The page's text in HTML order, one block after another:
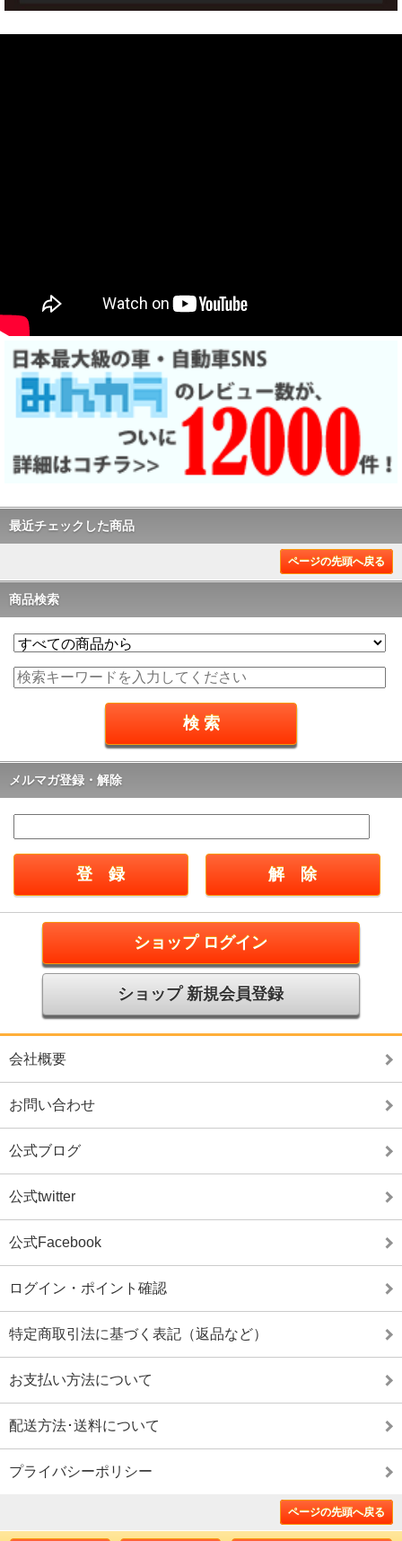
最近チェックした商品
ページの先頭へ戻る
商品検索
メルマガ登録・解除
ショップ ログイン
ショップ 新規会員登録
会社概要
お問い合わせ
公式ブログ
公式twitter
公式Facebook
ログイン・ポイント確認
特定商取引法に基づく表記（返品など）
お支払い方法について
配送方法･送料について
プライバシーポリシー
ページの先頭へ戻る